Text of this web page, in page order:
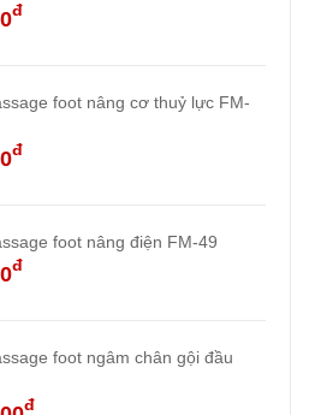
đ
foot nâng cơ thuỷ lực FM-
đ
foot nâng điện FM-49
đ
foot ngâm chân gội đầu
đ